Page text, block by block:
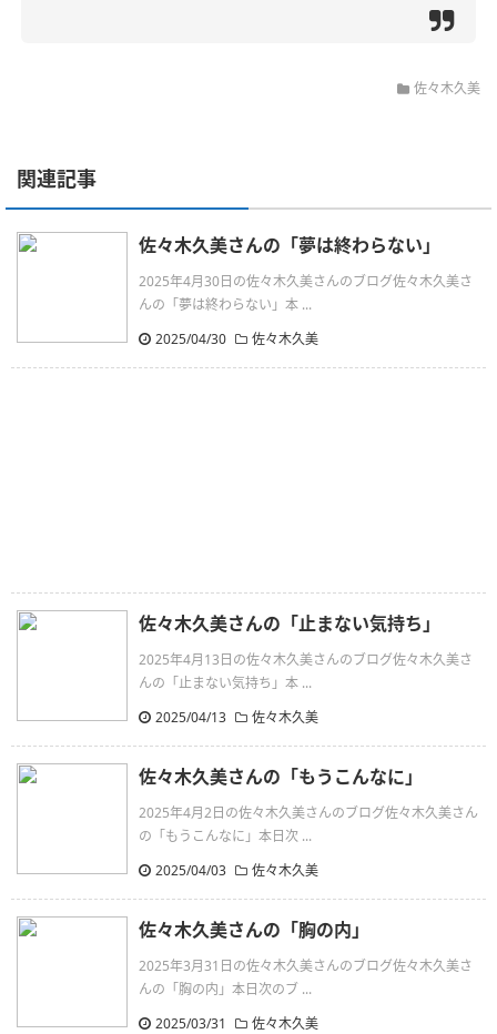
佐々木久美
関連記事
佐々木久美さんの「夢は終わらない」
2025年4月30日の佐々木久美さんのブログ佐々木久美さ
んの「夢は終わらない」本 ...
2025/04/30
佐々木久美
佐々木久美さんの「止まない気持ち」
2025年4月13日の佐々木久美さんのブログ佐々木久美さ
んの「止まない気持ち」本 ...
2025/04/13
佐々木久美
佐々木久美さんの「もうこんなに」
2025年4月2日の佐々木久美さんのブログ佐々木久美さん
の「もうこんなに」本日次 ...
2025/04/03
佐々木久美
佐々木久美さんの「胸の内」
2025年3月31日の佐々木久美さんのブログ佐々木久美さ
んの「胸の内」本日次のブ ...
2025/03/31
佐々木久美